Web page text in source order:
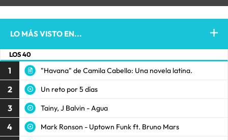
LO MÁS VISTO EN...
LOS 40
1 "Havana" de Camila Cabello: Una novela latina.
2 Un reto por 5 días
3 Tainy, J Balvin - Agua
4 Mark Ronson - Uptown Funk ft. Bruno Mars